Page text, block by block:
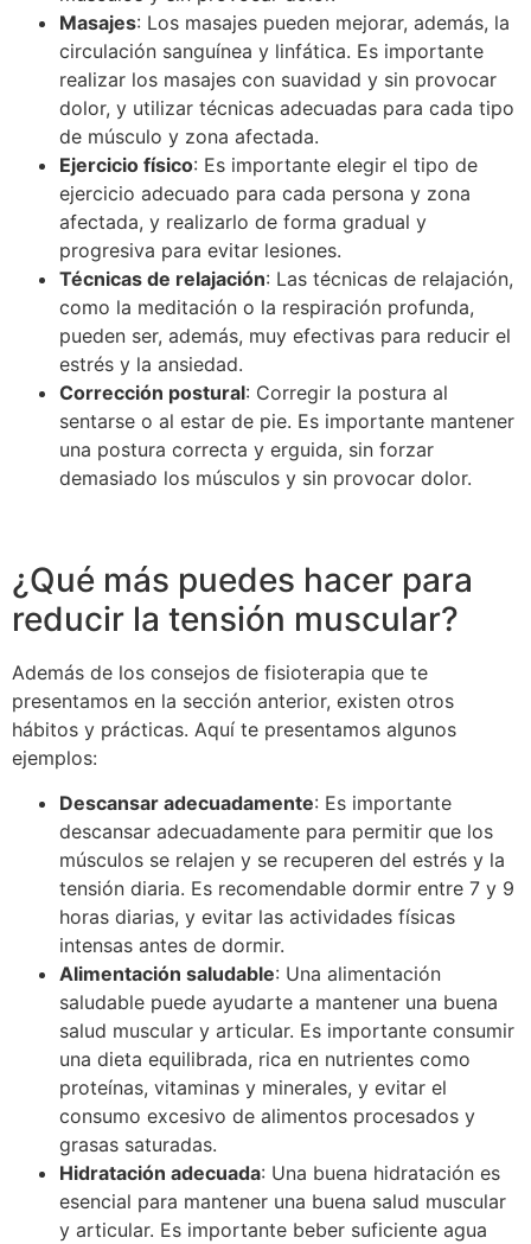
Masajes: Los masajes pueden mejorar, además, la
circulación sanguínea y linfática. Es importante
realizar los masajes con suavidad y sin provocar
dolor, y utilizar técnicas adecuadas para cada tipo
de músculo y zona afectada.
Ejercicio físico: Es importante elegir el tipo de
ejercicio adecuado para cada persona y zona
afectada, y realizarlo de forma gradual y
progresiva para evitar lesiones.
Técnicas de relajación: Las técnicas de relajación,
como la meditación o la respiración profunda,
pueden ser, además, muy efectivas para reducir el
estrés y la ansiedad.
Corrección postural: Corregir la postura al
sentarse o al estar de pie. Es importante mantener
una postura correcta y erguida, sin forzar
demasiado los músculos y sin provocar dolor.
¿Qué más puedes hacer para
reducir la tensión muscular?
Además de los consejos de fisioterapia que te
presentamos en la sección anterior, existen otros
hábitos y prácticas. Aquí te presentamos algunos
ejemplos:
Descansar adecuadamente: Es importante
descansar adecuadamente para permitir que los
músculos se relajen y se recuperen del estrés y la
tensión diaria. Es recomendable dormir entre 7 y 9
horas diarias, y evitar las actividades físicas
intensas antes de dormir.
Alimentación saludable: Una alimentación
saludable puede ayudarte a mantener una buena
salud muscular y articular. Es importante consumir
una dieta equilibrada, rica en nutrientes como
proteínas, vitaminas y minerales, y evitar el
consumo excesivo de alimentos procesados y
grasas saturadas.
Hidratación adecuada: Una buena hidratación es
esencial para mantener una buena salud muscular
y articular. Es importante beber suficiente agua